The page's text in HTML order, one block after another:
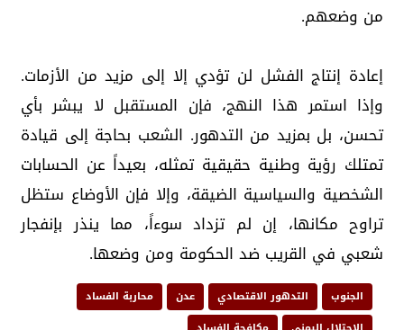
من وضعهم.
إعادة إنتاج الفشل لن تؤدي إلا إلى مزيد من الأزمات.
وإذا استمر هذا النهج، فإن المستقبل لا يبشر بأي
تحسن، بل بمزيد من التدهور. الشعب بحاجة إلى قيادة
تمتلك رؤية وطنية حقيقية تمثله، بعيداً عن الحسابات
الشخصية والسياسية الضيقة، وإلا فإن الأوضاع ستظل
تراوح مكانها، إن لم تزداد سوءاً، مما ينذر بإنفجار
شعبي في القريب ضد الحكومة ومن وضعها.
الجنوب التدهور الاقتصادي عدن
محاربة الفساد